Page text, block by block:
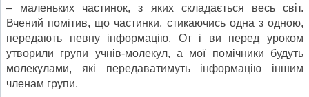
– маленьких частинок, з яких складається весь світ.
Вчений помітив, що частинки, стикаючись одна з одною,
передають певну інформацію. От і ви перед уроком
утворили групи учнів-молекул, а мої помічники будуть
молекулами, які передаватимуть інформацію іншим
членам групи.